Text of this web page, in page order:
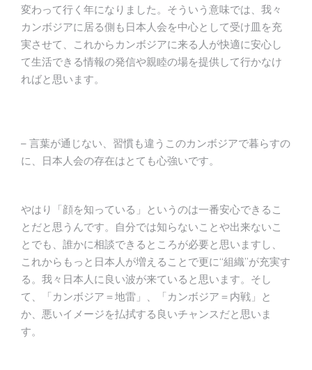
変わって行く年になりました。そういう意味では、我々
カンボジアに居る側も日本人会を中心として受け皿を充
実させて、これからカンボジアに来る人が快適に安心し
て生活できる情報の発信や親睦の場を提供して行かなけ
ればと思います。
– 言葉が通じない、習慣も違うこのカンボジアで暮らすの
に、日本人会の存在はとても心強いです。
やはり「顔を知っている」というのは一番安心できるこ
とだと思うんです。自分では知らないことや出来ないこ
とでも、誰かに相談できるところが必要と思いますし、
これからもっと日本人が増えることで更に“組織”が充実す
る。我々日本人に良い波が来ていると思います。そし
て、「カンボジア＝地雷」、「カンボジア＝内戦」と
か、悪いイメージを払拭する良いチャンスだと思いま
す。